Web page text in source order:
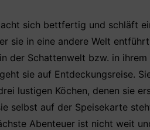
sich bettfertig und schläft
sie in eine andere Welt
der Schattenwelt bzw. in ihrem
sie auf Entdeckungsreise.
lustigen Köchen, denen sie
selbst auf der Speisekarte
Abenteuer ist nicht weit